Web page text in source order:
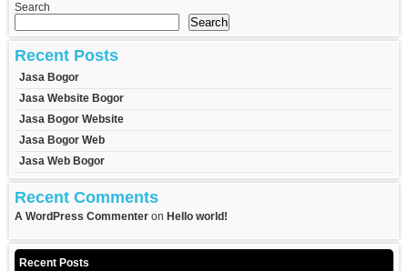
Search
Search
Recent Posts
Jasa Bogor
Jasa Website Bogor
Jasa Bogor Website
Jasa Bogor Web
Jasa Web Bogor
Recent Comments
A WordPress Commenter on Hello world!
Recent Posts